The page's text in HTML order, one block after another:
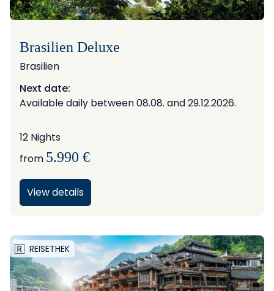
Brasilien Deluxe
Brasilien
Next date:
Available daily between 08.08. and 29.12.2026.
12 Nights
from 5.990 €
View details
REISETHEK